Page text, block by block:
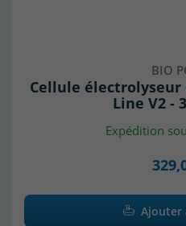
BIO
Cellule électrolyseur
Line V2 -
Expédition
Ajouter